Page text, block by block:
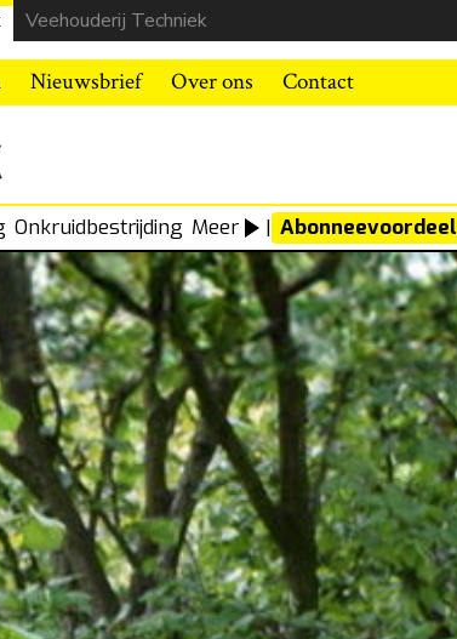
Veehouderij Techniek
Nieuwsbrief Over ons Contact
Onkruidbestrijding Meer | Abonneevoordeel